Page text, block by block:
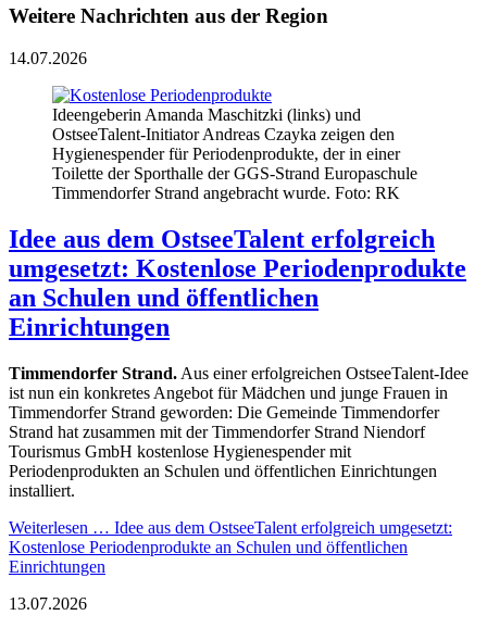
Weitere Nachrichten aus der Region
14.07.2026
Ideengeberin Amanda Maschitzki (links) und
OstseeTalent-Initiator Andreas Czayka zeigen den
Hygienespender für Periodenprodukte, der in einer
Toilette der Sporthalle der GGS-Strand Europaschule
Timmendorfer Strand angebracht wurde. Foto: RK
Idee aus dem OstseeTalent erfolgreich
umgesetzt: Kostenlose Periodenprodukte
an Schulen und öffentlichen
Einrichtungen
Timmendorfer Strand. Aus einer erfolgreichen OstseeTalent-Idee
ist nun ein konkretes Angebot für Mädchen und junge Frauen in
Timmendorfer Strand geworden: Die Gemeinde Timmendorfer
Strand hat zusammen mit der Timmendorfer Strand Niendorf
Tourismus GmbH kostenlose Hygienespender mit
Periodenprodukten an Schulen und öffentlichen Einrichtungen
installiert.
Weiterlesen … Idee aus dem OstseeTalent erfolgreich umgesetzt:
Kostenlose Periodenprodukte an Schulen und öffentlichen
Einrichtungen
13.07.2026